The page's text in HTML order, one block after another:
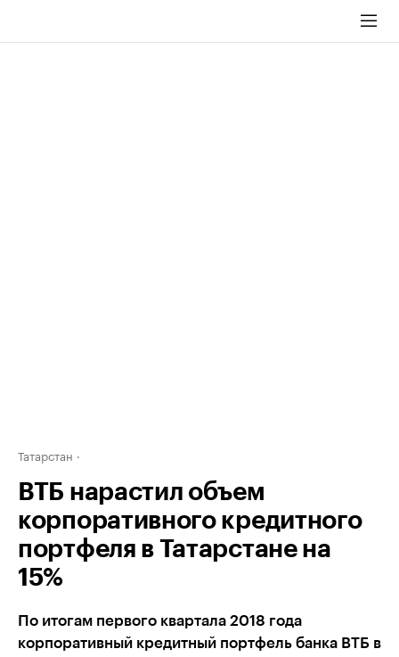
Татарстан
ВТБ нарастил объем
корпоративного кредитного
портфеля в Татарстане на
15%
По итогам первого квартала 2018 года
корпоративный кредитный портфель банка ВТБ в